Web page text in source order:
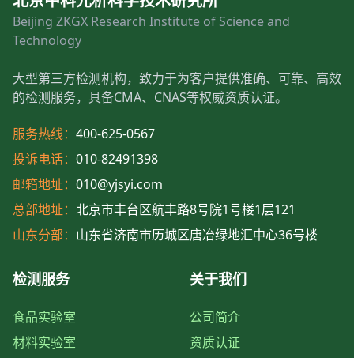
Beijing ZKGX Research Institute of Science and
Technology
大型第三方检测机构，致力于为客户提供准确、可靠、高效
的检测服务，具备CMA、CNAS等权威资质认证。
服务热线： 400-625-0567
投诉电话： 010-82491398
邮箱地址： 010@yjsyi.com
总部地址： 北京市丰台区航丰路8号院1号楼1层121
山东分部： 山东省济南市历城区唐冶绿地汇中心36号楼
检测服务
食品实验室
材料实验室
关于我们
公司简介
资质认证